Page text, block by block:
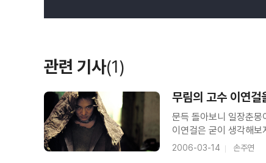
관련 기사(1)
무림의 고수 이연
문득 돌아보니 일장춘몽이어라 영호충은 무예에 능하긴 하나 술을 좋아하고, 여
이연걸은 굳이 생각해
것으로 유명하다. 지난
2006-03-14 손주연